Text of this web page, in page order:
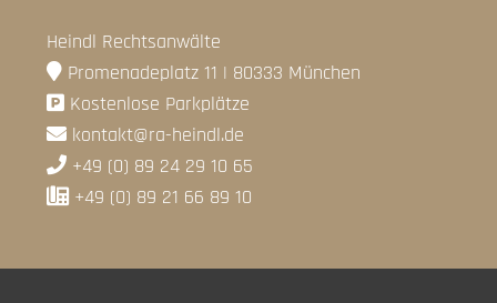
Heindl Rechtsanwälte
Promenadeplatz 11 | 80333 München
Kostenlose Parkplätze
kontakt@ra-heindl.de
+49 (0) 89 24 29 10 65
+49 (0) 89 21 66 89 10